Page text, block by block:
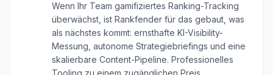
Wenn Ihr Team gamifiziertes Ranking-Tracking
überwächst, ist Rankfender für das gebaut, was
als nächstes kommt: ernsthafte KI-Visibility-
Messung, autonome Strategiebriefings und eine
skalierbare Content-Pipeline. Professionelles
Tooling zu einem zugänglichen Preis.